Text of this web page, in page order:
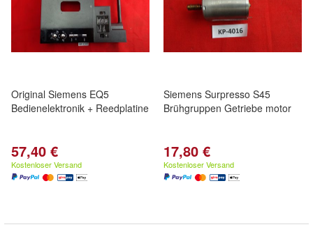
Original Siemens EQ5
Bedienelektronik + Reedplatine
57,40 €
Kostenloser Versand
Siemens Surpresso S45
Brühgruppen Getriebe motor
17,80 €
Kostenloser Versand